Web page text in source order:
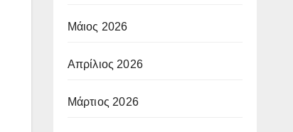
Μάιος 2026
Απρίλιος 2026
Μάρτιος 2026